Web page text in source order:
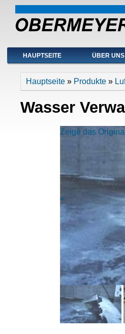
Hauptmenü
HAUPTSEITE ÜBER UNS
Sie sind hier
Hauptseite » Produkte »
Wasser
Zeige das
<